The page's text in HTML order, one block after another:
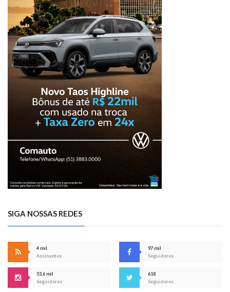
SIGA NOSSAS REDES
4 mil
Assinantes
97 mil
Seguidores
53,6 mil
Seguidores
618
Seguidores